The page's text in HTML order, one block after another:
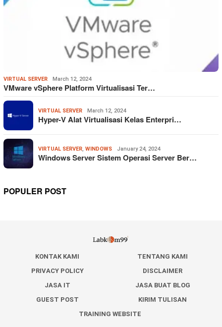
VIRTUAL SERVER March 12, 2024
VMware vSphere Platform Virtualisasi Ter…
VIRTUAL SERVER March 12, 2024
Hyper-V Alat Virtualisasi Kelas Enterpri…
VIRTUAL SERVER, WINDOWS January 24, 2024
Windows Server Sistem Operasi Server Ber…
POPULER POST
KONTAK KAMI
TENTANG KAMI
PRIVACY POLICY
DISCLAIMER
JASA IT
JASA BUAT BLOG
GUEST POST
KIRIM TULISAN
TRAINING WEBSITE